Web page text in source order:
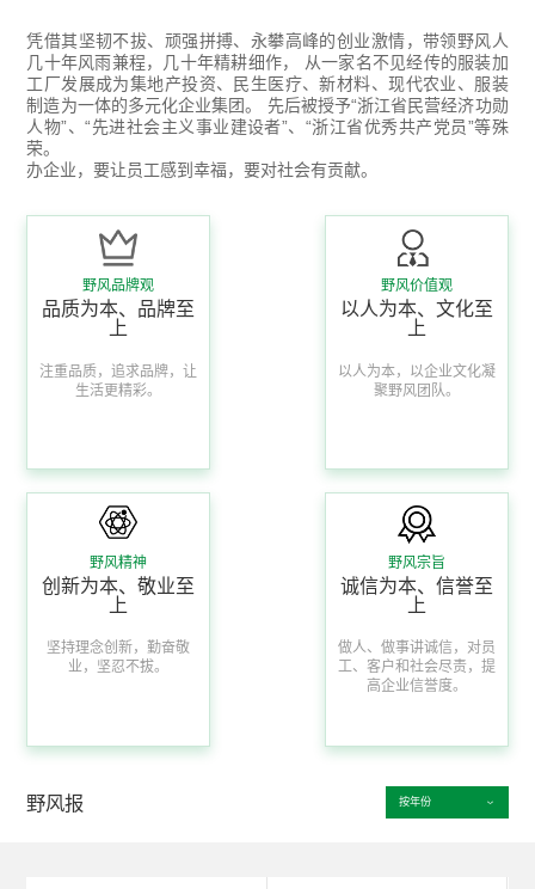
凭借其坚韧不拔、顽强拼搏、永攀高峰的创业激情，带领野风人
几十年风雨兼程，几十年精耕细作， 从一家名不见经传的服装加
工厂发展成为集地产投资、民生医疗、新材料、现代农业、服装
制造为一体的多元化企业集团。 先后被授予“浙江省民营经济功勋
人物”、“先进社会主义事业建设者”、“浙江省优秀共产党员”等殊
荣。
办企业，要让员工感到幸福，要对社会有贡献。
野风品牌观
品质为本、品牌至
上
注重品质，追求品牌，让
生活更精彩。
野风价值观
以人为本、文化至
上
以人为本，以企业文化凝
聚野风团队。
野风精神
创新为本、敬业至
上
坚持理念创新，勤奋敬
业，坚忍不拔。
野风宗旨
诚信为本、信誉至
上
做人、做事讲诚信，对员
工、客户和社会尽责，提
高企业信誉度。
野风报 按年份